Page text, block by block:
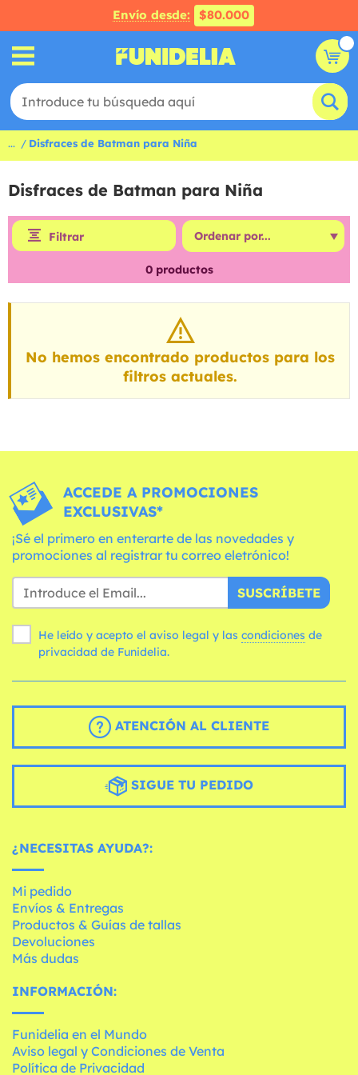
Envío desde: $80.000
... Disfraces de Batman para Niña
Disfraces de Batman para Niña
Filtrar
0productos
No hemos encontrado productos para los
filtros actuales.
ACCEDE A PROMOCIONES
EXCLUSIVAS*
¡Sé el primero en enterarte de las novedades y
promociones al registrar tu correo eletrónico!
SUSCRÍBETE
He leído y acepto el aviso legal y las condiciones
privacidad de Funidelia.
ATENCIÓN AL CLIENTE
SIGUE TU PEDIDO
¿NECESITAS AYUDA?:
Mi pedido
Envíos & Entregas
Productos & Guías de tallas
Devoluciones
Más dudas
INFORMACIÓN:
Funidelia en el Mundo
Aviso legal y Condiciones de Venta
Política de Privacidad